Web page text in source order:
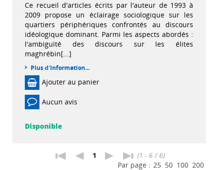
Ce recueil d'articles écrits par l'auteur de 1993 à
2009 propose un éclairage sociologique sur les
quartiers périphériques confrontés au discours
idéologique dominant. Parmi les aspects abordés :
l'ambiguïté des discours sur les élites
maghrébin[...]
Plus d'information...
Ajouter au panier
Aucun avis
Disponible
1
(1 - 6 / 6)
Par page : 25 50 100 200